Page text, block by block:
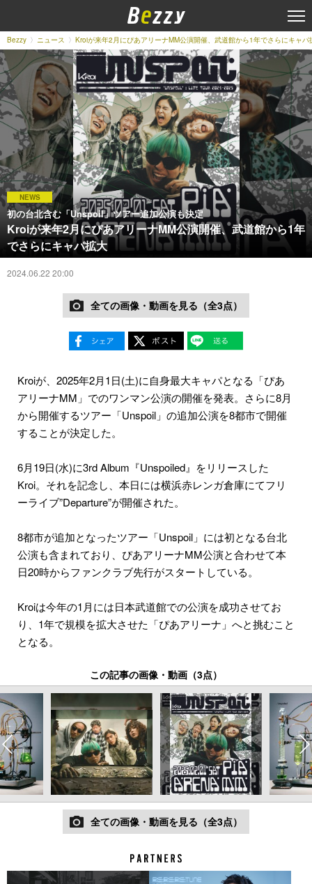
Bezzy ニュース Kroiが来年2月にぴあアリーナMM公演開催、武道館から1年でさらにキャパ
NEWS
初の台北含む「Unspoil」ツアー追加公演も決定
Kroiが来年2月にぴあアリーナMM公演開催、武道館から1年
でさらにキャパ拡大
2024.06.22 20:00
全ての画像・動画を見る（全3点）
Kroiが、2025年2月1日(土)に自身最大キャパとなる「ぴあ
アリーナMM」でのワンマン公演の開催を発表。さらに8月
から開催するツアー「Unspoil」の追加公演を8都市で開催
することが決定した。
6月19日(水)に3rd Album『Unspoiled』をリリースした
Kroi。それを記念し、本日には横浜赤レンガ倉庫にてフリ
ーライブ”Departure”が開催された。
8都市が追加となったツアー「Unspoil」には初となる台北
公演も含まれており、ぴあアリーナMM公演と合わせて本
日20時からファンクラブ先行がスタートしている。
Kroiは今年の1月には日本武道館での公演を成功させてお
り、1年で規模を拡大させた「ぴあアリーナ」へと挑むこと
となる。
この記事の画像・動画（3点）
全ての画像・動画を見る（全3点）